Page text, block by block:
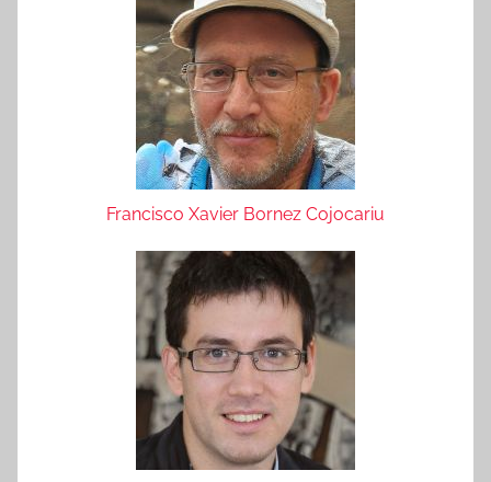
Francisco Xavier Bornez Cojocariu